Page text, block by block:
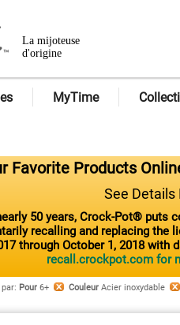
La mijoteuse
d'origine
MyTime
Favorite Products
See Details
50 years, Crock-Pot® puts
recalling and replacing
through October 1, 2018 with
recall.crockpot.com for
par: Pour 6+ Couleur Acier inoxydable